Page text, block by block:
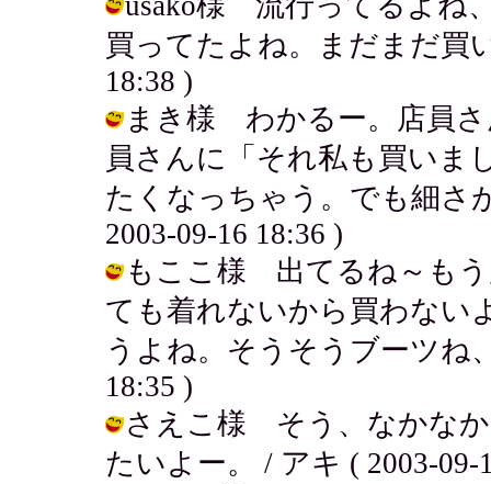
買ってたよね。まだまだ買
18:38 )
まき様 わかるー。店員さ
員さんに「それ私も買いま
たくなっちゃう。でも細
2003-09-16 18:36 )
もここ様 出てるね～もう
ても着れないから買わない
うよね。そうそうブーツね
18:35 )
さえこ様 そう、なかなか
たいよー。 / アキ ( 2003-09-